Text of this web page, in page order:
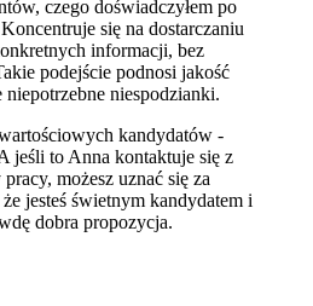
czego doświadczyłem po
się na dostarczaniu
informacji, bez
podejście podnosi jakość
niespodzianki.
kandydatów -
jeśli to Anna kontaktuje się z
możesz uznać się za
jesteś świetnym kandydatem i
dobra propozycja.